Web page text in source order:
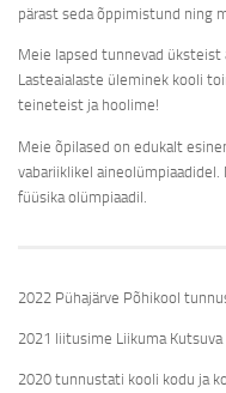
pärast seda õppimistund ning
Meie lapsed tunnevad üksteist
Lasteaialaste üleminek kooli
teineteist ja hoolime!
Meie õpilased on edukalt
vabariiklikel
füüsika olümpiaadil.
2022 Pühajärve Põhikool
2021 liitusime Liikuma Kutsuva
2020 tunnustati kooli kodu ja